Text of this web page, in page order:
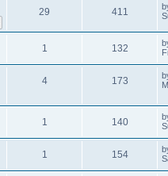
29 411
1 132
4 173
1 140
1 154